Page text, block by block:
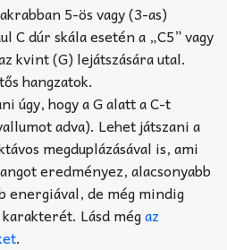
5-ös vagy (3-as)
C dúr skála esetén a „C5” vagy
kvint (G) lejátszására utal.
hangzatok.
úgy, hogy a G alatt a C-t
adva). Lehet játszani a
megduplázásával is, ami
eredményez, alacsonyabb
energiával, de még mindig
Lásd mégaz
.